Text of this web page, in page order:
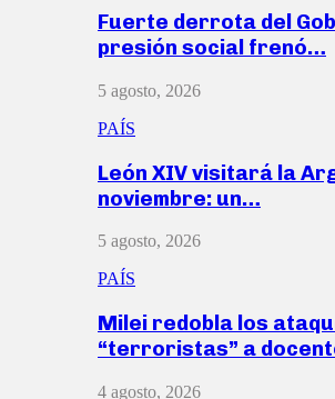
Fuerte derrota del
presión social frenó…
5 agosto, 2026
PAÍS
León XIV visitará la
noviembre: un…
5 agosto, 2026
PAÍS
Milei redobla los
“terroristas” a
4 agosto, 2026